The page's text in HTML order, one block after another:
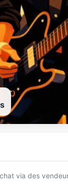
via des